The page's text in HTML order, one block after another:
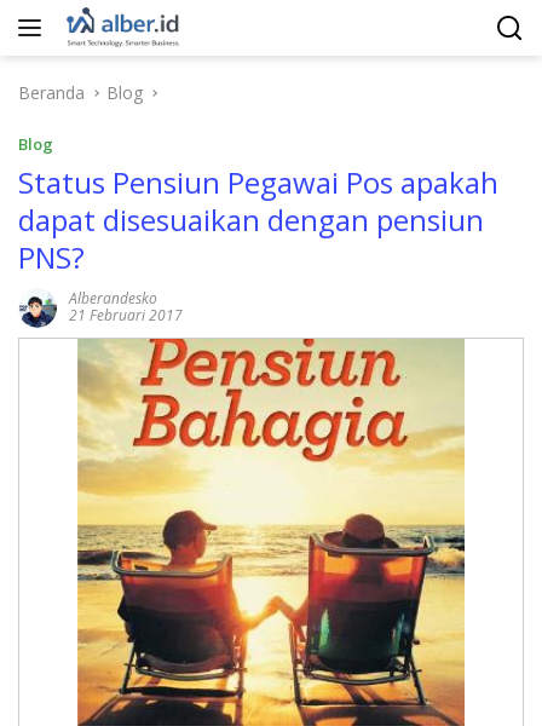
Langsung
Beranda
Blog
Blog
Status Pensiun Pegawai Pos apakah
dapat disesuaikan dengan pensiun
PNS?
Alberandesko
21 Februari 2017